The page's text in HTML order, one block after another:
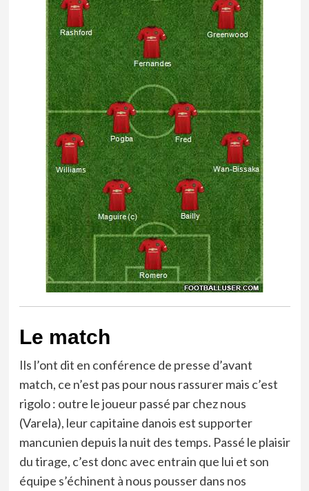
Le match
Ils l’ont dit en conférence de presse d’avant
match, ce n’est pas pour nous rassurer mais c’est
rigolo : outre le joueur passé par chez nous
(Varela), leur capitaine danois est supporter
mancunien depuis la nuit des temps. Passé le plaisir
du tirage, c’est donc avec entrain que lui et son
équipe s’échinent à nous pousser dans nos